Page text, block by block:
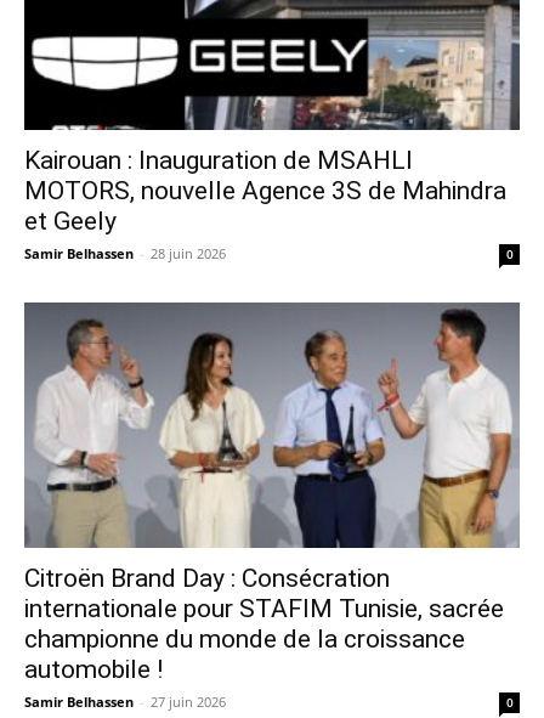
Kairouan : Inauguration de MSAHLI
MOTORS, nouvelle Agence 3S de Mahindra
et Geely
Samir Belhassen - 28 juin 2026 0
Citroën Brand Day : Consécration
internationale pour STAFIM Tunisie, sacrée
championne du monde de la croissance
automobile !
Samir Belhassen - 27 juin 2026 0